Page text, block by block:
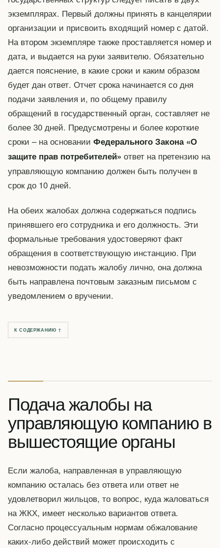
экземплярах. Первый должны принять в канцелярии
организации и присвоить входящий номер с датой.
На втором экземпляре также проставляется номер и
дата, и выдается на руки заявителю. Обязательно
дается пояснение, в какие сроки и каким образом
будет дан ответ. Отчет срока начинается со дня
подачи заявления и, по общему правилу
обращений в государственный орган, составляет не
более 30 дней. Предусмотрены и более короткие
сроки – на основании Федерального Закона «О
защите прав потребителей» ответ на претензию на
управляющую компанию должен быть получен в
срок до 10 дней.
На обеих жалобах должна содержаться подпись
принявшего его сотрудника и его должность. Эти
формальные требования удостоверяют факт
обращения в соответствующую инстанцию. При
невозможности подать жалобу лично, она должна
быть направлена почтовым заказным письмом с
уведомлением о вручении.
К СОДЕРЖАНИЮ ↑
Подача жалобы на
управляющую компанию в
вышестоящие органы
Если жалоба, направленная в управляющую
компанию осталась без ответа или ответ не
удовлетворил жильцов, то вопрос, куда жаловаться
на ЖКХ, имеет несколько вариантов ответа.
Согласно процессуальным нормам обжалование
каких-либо действий может происходить с